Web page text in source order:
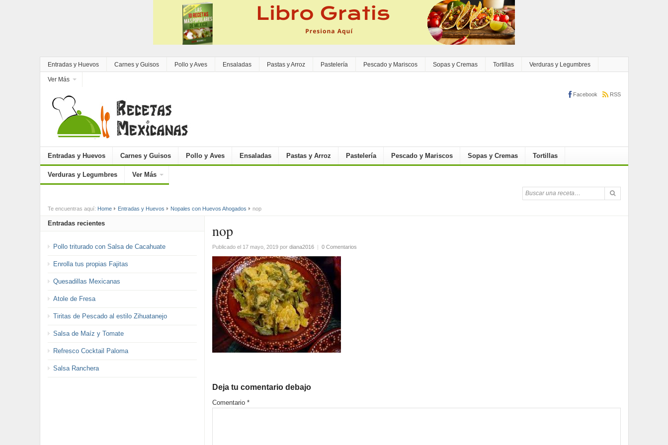
Entradas y Huevos Carnes y Guisos Pollo y Aves Ensaladas Pastas y Arroz Pastelería Pescado y Mariscos Sopas y Cremas Tortillas Verduras y Legumbres
Ver Más
Facebook RSS
Entradas y Huevos Carnes y Guisos Pollo y Aves Ensaladas Pastas y Arroz Pastelería Pescado y Mariscos Sopas y Cremas Tortillas
Verduras y Legumbres Ver Más
Te encuentras aquí: Home Entradas y Huevos Nopales con Huevos Ahogados nop
nop
Publicado el 17 mayo, 2019por diana2016 | 0 Comentarios
Deja tu comentario debajo
Comentario *
Entradas recientes
Pollo triturado con Salsa de Cacahuate
Enrolla tus propias Fajitas
Quesadillas Mexicanas
Atole de Fresa
Tiritas de Pescado al estilo Zihuatanejo
Salsa de Maíz y Tomate
Refresco Cocktail Paloma
Salsa Ranchera